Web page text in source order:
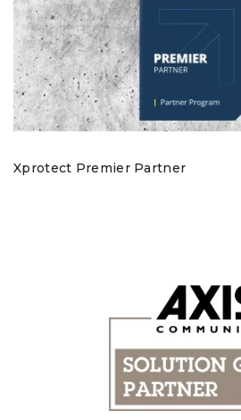
Xprotect Premier Partner